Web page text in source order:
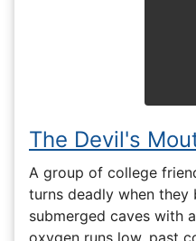
The Devil's
A group of college
turns deadly when they
submerged caves with